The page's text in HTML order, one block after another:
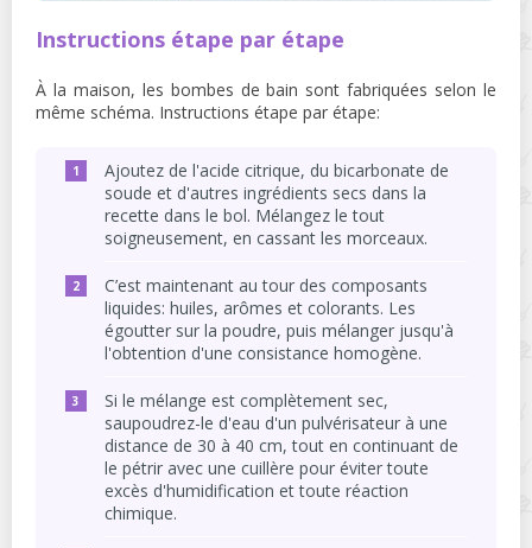
Instructions étape par étape
À la maison, les bombes de bain sont fabriquées selon le
même schéma. Instructions étape par étape:
Ajoutez de l'acide citrique, du bicarbonate de
soude et d'autres ingrédients secs dans la
recette dans le bol. Mélangez le tout
soigneusement, en cassant les morceaux.
C’est maintenant au tour des composants
liquides: huiles, arômes et colorants. Les
égoutter sur la poudre, puis mélanger jusqu'à
l'obtention d'une consistance homogène.
Si le mélange est complètement sec,
saupoudrez-le d'eau d'un pulvérisateur à une
distance de 30 à 40 cm, tout en continuant de
le pétrir avec une cuillère pour éviter toute
excès d'humidification et toute réaction
chimique.